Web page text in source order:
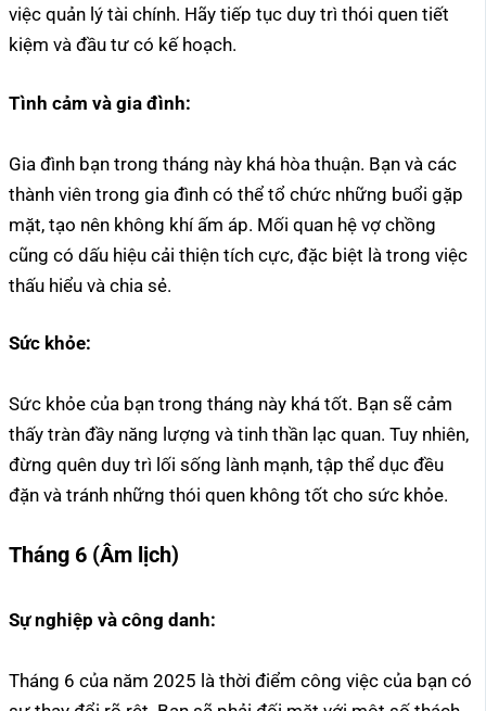
việc quản lý tài chính. Hãy tiếp tục duy trì thói quen tiết
kiệm và đầu tư có kế hoạch.
Tình cảm và gia đình:
Gia đình bạn trong tháng này khá hòa thuận. Bạn và các
thành viên trong gia đình có thể tổ chức những buổi gặp
mặt, tạo nên không khí ấm áp. Mối quan hệ vợ chồng
cũng có dấu hiệu cải thiện tích cực, đặc biệt là trong việc
thấu hiểu và chia sẻ.
Sức khỏe:
Sức khỏe của bạn trong tháng này khá tốt. Bạn sẽ cảm
thấy tràn đầy năng lượng và tinh thần lạc quan. Tuy nhiên,
đừng quên duy trì lối sống lành mạnh, tập thể dục đều
đặn và tránh những thói quen không tốt cho sức khỏe.
Tháng 6 (Âm lịch)
Sự nghiệp và công danh:
Tháng 6 của năm 2025 là thời điểm công việc của bạn có